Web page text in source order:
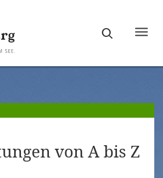
von A bis Z